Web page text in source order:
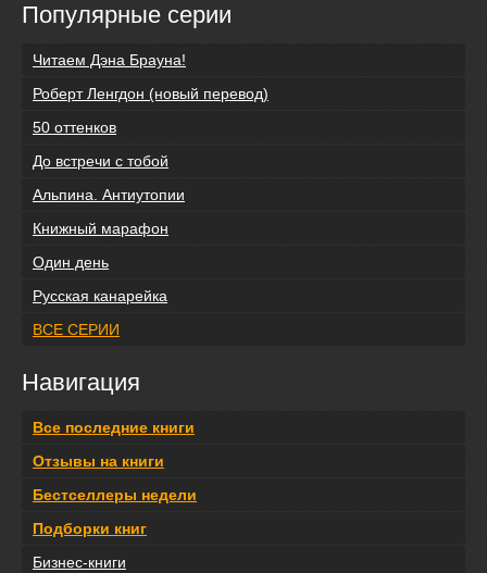
Популярные серии
Читаем Дэна Брауна!
Роберт Ленгдон (новый перевод)
50 оттенков
До встречи с тобой
Альпина. Антиутопии
Книжный марафон
Один день
Русская канарейка
ВСЕ СЕРИИ
Навигация
Все последние книги
Отзывы на книги
Бестселлеры недели
Подборки книг
Бизнес-книги